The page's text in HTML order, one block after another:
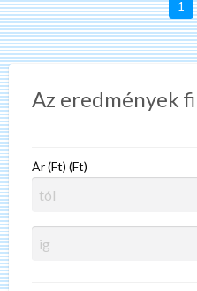
1
Az eredmények
Ár (Ft) (Ft)